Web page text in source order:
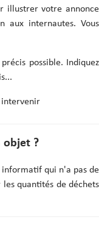
illustrer votre annonce
aux internautes. Vous
possible. Indiquez
intervenir
objet ?
qui n'a pas de
quantités de déchets